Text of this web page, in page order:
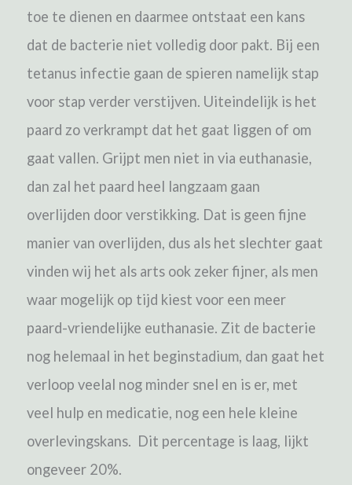
toe te dienen en daarmee ontstaat een kans
dat de bacterie niet volledig door pakt. Bij een
tetanus infectie gaan de spieren namelijk stap
voor stap verder verstijven. Uiteindelijk is het
paard zo verkrampt dat het gaat liggen of om
gaat vallen. Grijpt men niet in via euthanasie,
dan zal het paard heel langzaam gaan
overlijden door verstikking. Dat is geen fijne
manier van overlijden, dus als het slechter gaat
vinden wij het als arts ook zeker fijner, als men
waar mogelijk op tijd kiest voor een meer
paard-vriendelijke euthanasie. Zit de bacterie
nog helemaal in het beginstadium, dan gaat het
verloop veelal nog minder snel en is er, met
veel hulp en medicatie, nog een hele kleine
overlevingskans. Dit percentage is laag, lijkt
ongeveer 20%.